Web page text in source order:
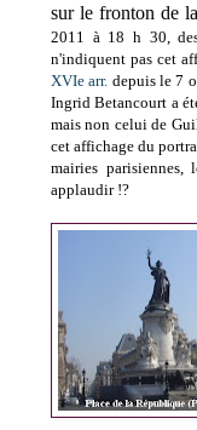
sur le fronton de
2011 à 18 h 30,
n'indiquent pas cet
XVIe arr. depuis le 7
Ingrid Betancourt a
mais non celui de
cet affichage du
mairies
applaudir !?